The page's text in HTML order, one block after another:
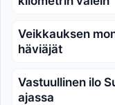
Veikkauksen
häviäjät
Vastuullinen ilo
ajassa